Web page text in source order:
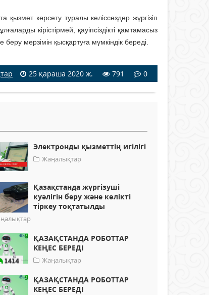
қызмет көрсету туралы келіссөздер жүргізіп
кірістірмей, қауіпсіздікті қамтамасыз
мерзімін қысқартуға мүмкіндік береді.
25 қараша 2020 ж. 791 0
Электронды қызметтің игілігі
Жаңалықтар
Қазақстанда жүргізуші
куәлігін беру және көлікті
тіркеу тоқтатылды
ҚАЗАҚСТАНДА РОБОТТАР
КЕҢЕС БЕРЕДІ
Жаңалықтар
ҚАЗАҚСТАНДА РОБОТТАР
КЕҢЕС БЕРЕДІ